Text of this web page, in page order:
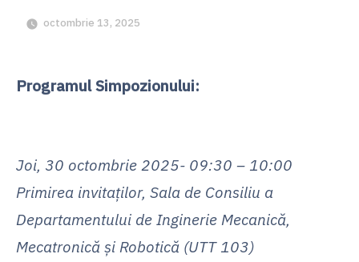
octombrie 13, 2025
Programul Simpozionului:
Joi, 30 octombrie 2025- 09:30 – 10:00
Primirea invitaților, Sala de Consiliu a
Departamentului de Inginerie Mecanică,
Mecatronică și Robotică (UTT 103)